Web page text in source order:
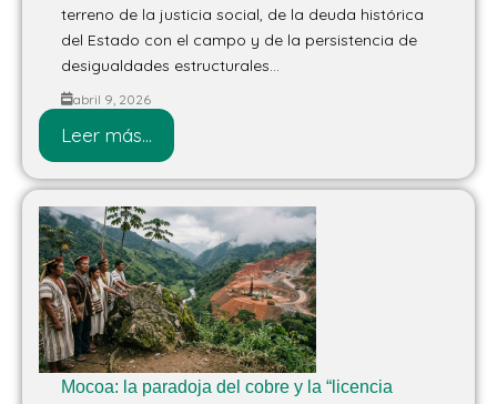
terreno de la justicia social, de la deuda histórica
del Estado con el campo y de la persistencia de
desigualdades estructurales...
abril 9, 2026
Leer más...
Mocoa: la paradoja del cobre y la “licencia